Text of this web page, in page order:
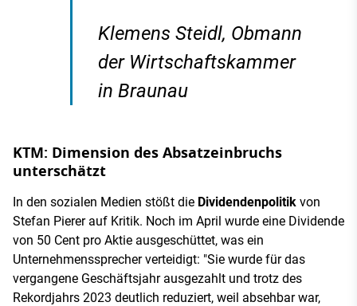
Klemens Steidl, Obmann
der Wirtschaftskammer
in Braunau
KTM: Dimension des Absatzeinbruchs
unterschätzt
In den sozialen Medien stößt die Dividendenpolitik von
Stefan Pierer auf Kritik. Noch im April wurde eine Dividende
von 50 Cent pro Aktie ausgeschüttet, was ein
Unternehmenssprecher verteidigt: "Sie wurde für das
vergangene Geschäftsjahr ausgezahlt und trotz des
Rekordjahrs 2023 deutlich reduziert, weil absehbar war,